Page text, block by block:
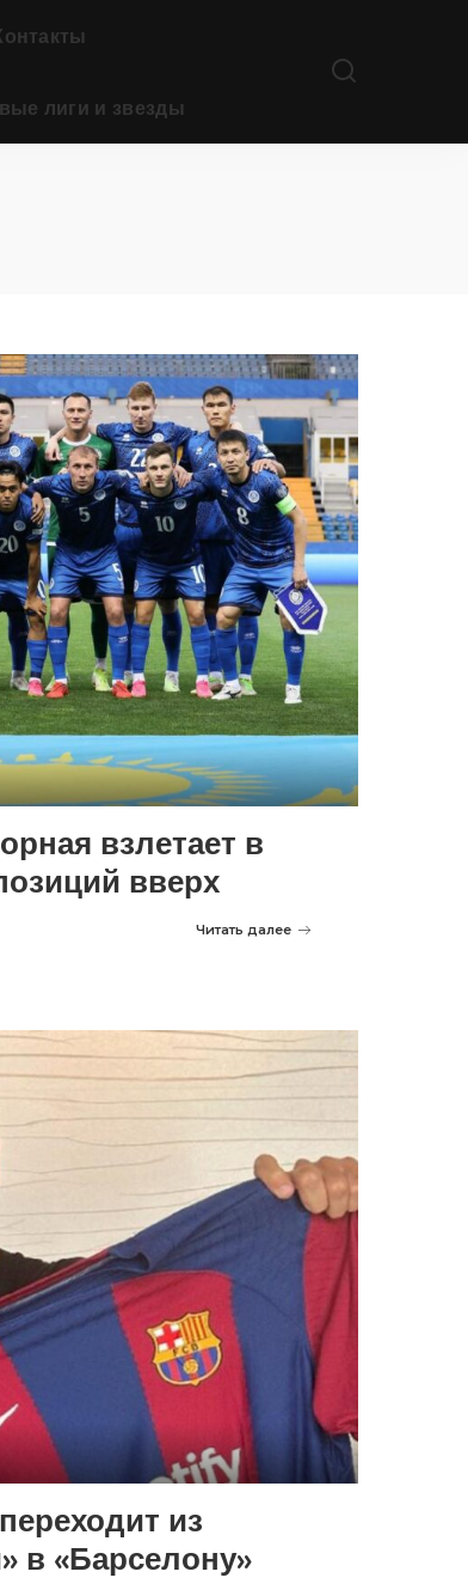
лиги и звезды
взлетает в
вверх
Читать далее
из
в «Барселону»